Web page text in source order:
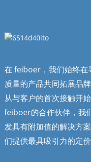
在 feiboer，我们始终在
质量的产品共同拓展品牌
从与客户的首次接触开
feiboer的合作伙伴，我
发具有附加值的解决方
们提供最具吸引力的定